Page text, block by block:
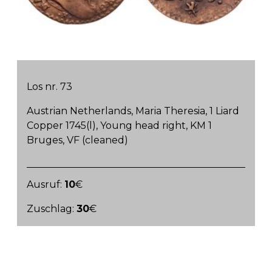
Los nr. 73
Austrian Netherlands, Maria Theresia, 1 Liard
Copper 1745(l), Young head right, KM 1
Bruges, VF (cleaned)
Ausruf: 10€
Zuschlag:30€